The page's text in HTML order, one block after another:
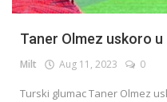
Taner Olmez uskoro
Milt Aug 11, 2023 0
Turski glumac Taner Olmez